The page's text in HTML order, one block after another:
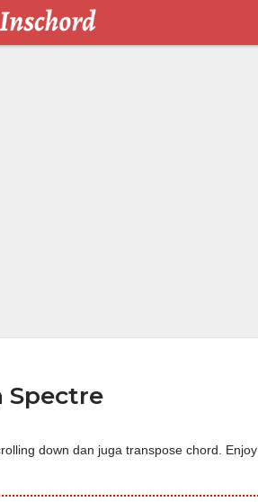
Spectre
down dan juga transpose chord. Enjoy